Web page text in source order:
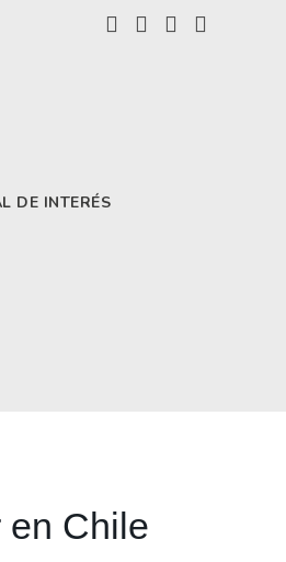
DE INTERÉS
en Chile